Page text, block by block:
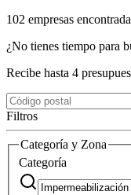
102 empresas
¿No tienes tiempo para
Recibe hasta 4
Filtros
Categoría y Zona
Categoría